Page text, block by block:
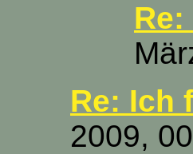
Re: Ich
2009,